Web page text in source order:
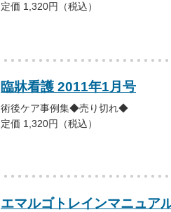
定価 1,320円（税込）
臨牀看護 2011年1月号
術後ケア事例集◆売り切れ◆
定価 1,320円（税込）
エマルゴトレインマニュ